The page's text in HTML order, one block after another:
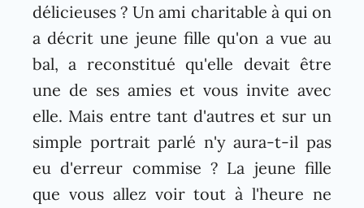
délicieuses ? Un ami charitable à qui on
a décrit une jeune fille qu'on a vue au
bal, a reconstitué qu'elle devait être
une de ses amies et vous invite avec
elle. Mais entre tant d'autres et sur un
simple portrait parlé n'y aura-t-il pas
eu d'erreur commise ? La jeune fille
que vous allez voir tout à l'heure ne